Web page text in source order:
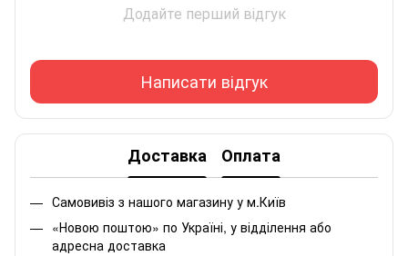
Додайте перший відгук
Написати відгук
Доставка Оплата
Самовивіз з нашого магазину у м.Київ
«Новою поштою» по Україні, у відділення або
адресна доставка